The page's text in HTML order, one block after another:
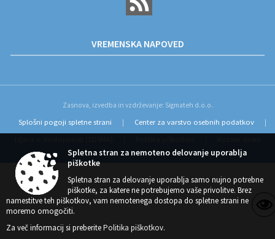
VREMENSKA NAPOVED
Zasnova, izvedba in vzdrževanje: Sigmateh d.o.o.
Splošni pogoji spletne strani Center za varstvo osebnih podatkov
Spletna stran za nemoteno delovanje uporablja
piškotke
Spletna stran za delovanje uporablja samo nujno potrebne
piškotke, za katere ne potrebujemo vaše privolitve. Brez
namestitve teh piškotkov, vam nemotenega dostopa do spletne strani ne
moremo omogočiti.
Za več informacij si preberitePolitika piškotkov.